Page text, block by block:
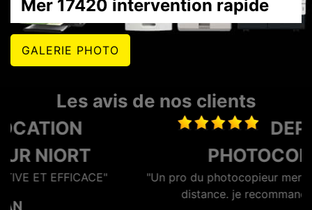
Mer 17420 intervention rapide
GALERIE PHOTO
Les avis de nos clients
DEPANNAGE
PHOTOCOPIEUR
"Un pro du photocopieur merci pour l'assistance à
distance. je recommande un vrai pro"